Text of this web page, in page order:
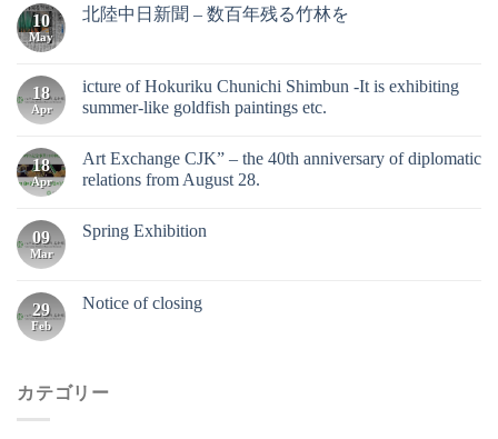
10
May
北陸中日新聞 – 数百年残る竹林を
18
Apr
icture of Hokuriku Chunichi Shimbun -It is exhibiting
summer-like goldfish paintings etc.
18
Apr
Art Exchange CJK” – the 40th anniversary of diplomatic
relations from August 28.
09
Mar
Spring Exhibition
29
Feb
Notice of closing
カテゴリー